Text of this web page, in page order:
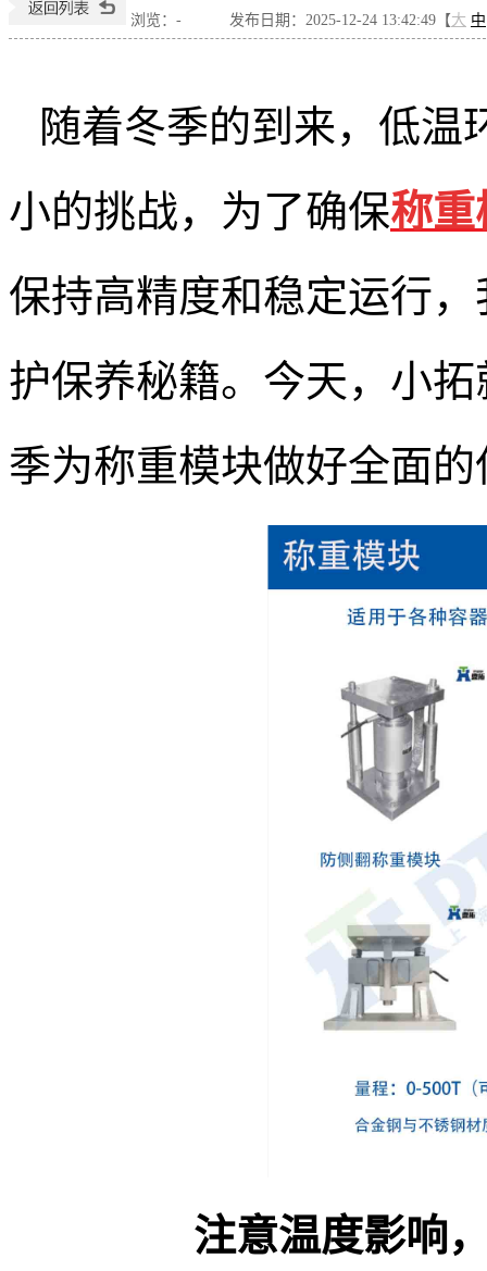
浏览： - 发布日期：2025-12-24 13:42:49【大 中
随着冬季的到来，低温
小的挑战，为了确保称重
保持高精度和稳定运行
护保养秘籍。今天，小
季为称重模块做好全面
注意温度影响